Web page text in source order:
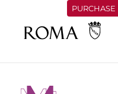
PURCHASE